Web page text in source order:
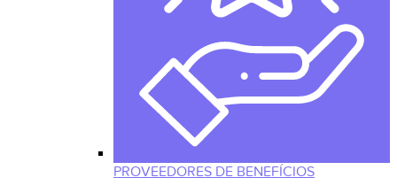
PROVEEDORES DE BENEFÍCIOS